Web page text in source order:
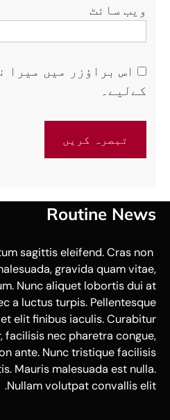
ویب‌ سائٹ
اس براؤزر میں میرا
کےلیے۔
Routine News
sagittis eleifend. Cras non
gravida quam vitae,
Nunc aliquet lobortis dui at
a luctus turpis. Pellentesque
elit finibus iaculis. Curabitur
nec pharetra congue,
ante. Nunc tristique facilisis
Mauris malesuada est nulla.
Nullam volutpat convallis elit.